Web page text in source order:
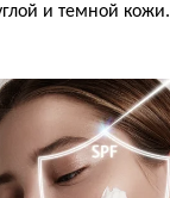
и темной кожи.